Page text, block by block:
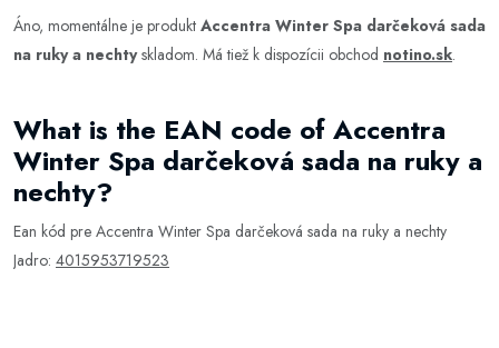
Áno, momentálne je produkt Accentra Winter Spa darčeková sada
na ruky a nechtyskladom. Má tiež k dispozícii obchod notino.sk.
What is the EAN code of Accentra
Winter Spa darčeková sada na ruky a
nechty?
Ean kód pre Accentra Winter Spa darčeková sada na ruky a nechty
Jadro: 4015953719523